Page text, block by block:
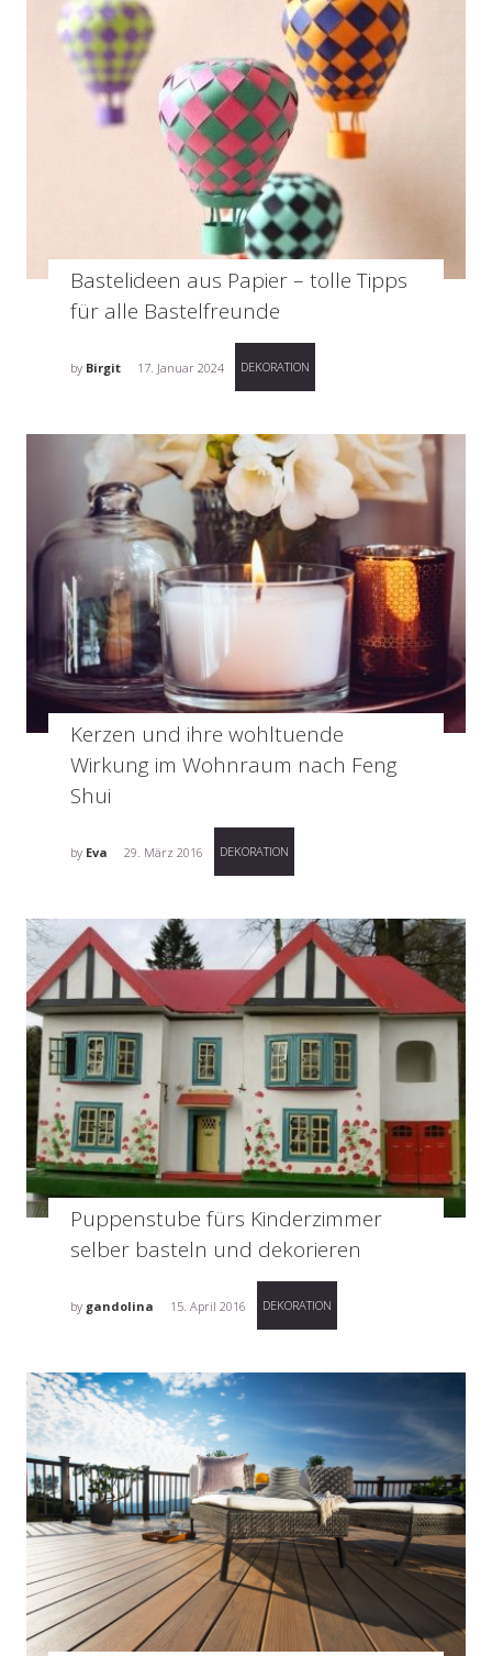
Bastelideen aus Papier – tolle Tipps
für alle Bastelfreunde
by Birgit 17. Januar 2024 DEKORATION
Kerzen und ihre wohltuende
Wirkung im Wohnraum nach Feng
Shui
by Eva 29. März 2016 DEKORATION
Puppenstube fürs Kinderzimmer
selber basteln und dekorieren
by gandolina 15. April 2016 DEKORATION